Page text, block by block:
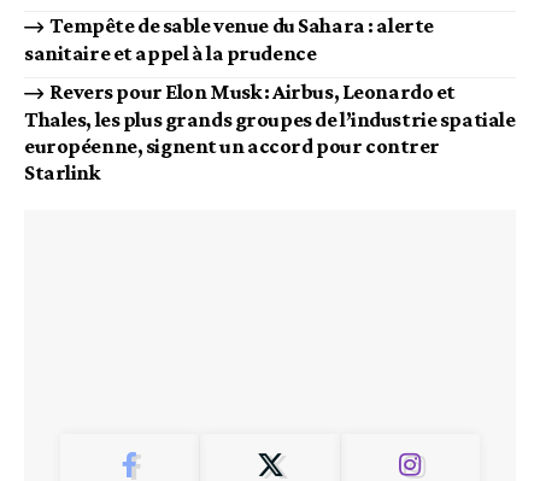
Tempête de sable venue du Sahara : alerte
sanitaire et appel à la prudence
Revers pour Elon Musk : Airbus, Leonardo et
Thales, les plus grands groupes de l’industrie spatiale
européenne, signent un accord pour contrer
Starlink